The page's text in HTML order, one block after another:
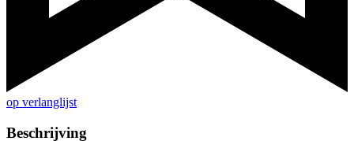
op verlanglijst
Beschrijving